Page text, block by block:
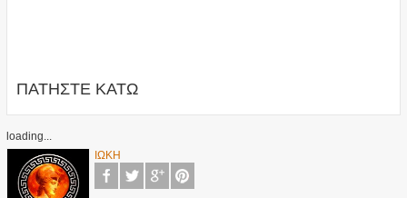
ΠΑΤΗΣΤΕ ΚΑΤΩ
loading...
ΙΩΚΗ